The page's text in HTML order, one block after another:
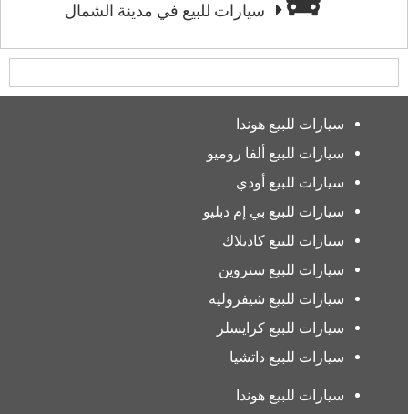
سيارات للبيع في مدينة الشمال
سيارات للبيع هوندا
سيارات للبيع ألفا روميو
سيارات للبيع أودي
سيارات للبيع بي إم دبليو
سيارات للبيع كاديلاك
سيارات للبيع ستروين
سيارات للبيع شيفروليه
سيارات للبيع كرايسلر
سيارات للبيع داتشيا
سيارات للبيع هوندا